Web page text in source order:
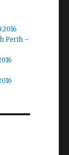
Perth –